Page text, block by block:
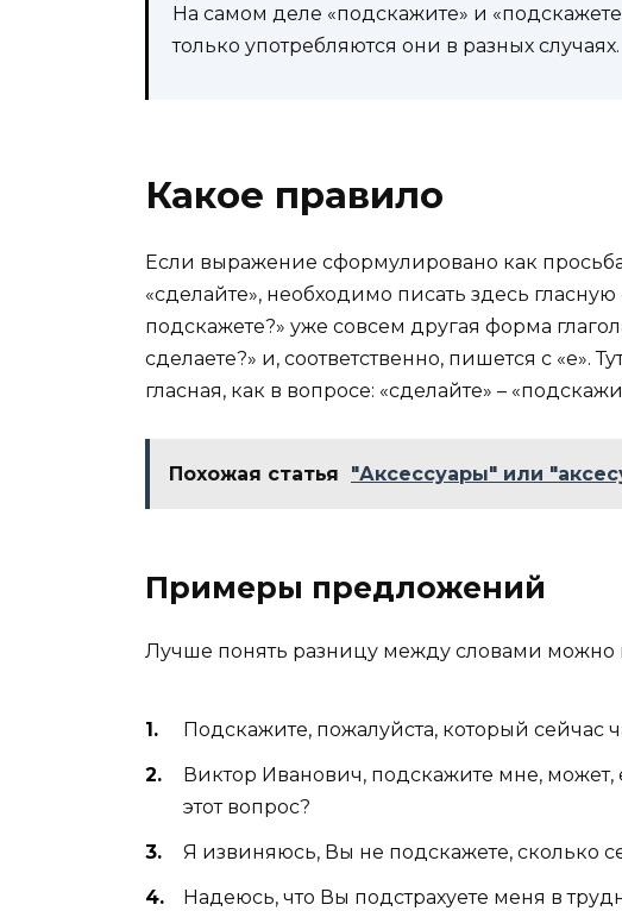
На самом деле «подскажите» и
только употребляются они в разных случаях.
Какое правило
Если выражение сформулировано как просьба
«сделайте», необходимо писать здесь
подскажете?» уже совсем другая форма
сделаете?» и, соответственно, пишется с «е».
гласная, как в вопросе: «сделайте» –
Похожая статья "Аксессуары" или
Примеры предложений
Лучше понять разницу между словами можно
Подскажите, пожалуйста, который сейчас
Виктор Иванович, подскажите мне, может,
этот вопрос?
Я извиняюсь, Вы не подскажете, сколько
Надеюсь, что Вы подстрахуете меня в